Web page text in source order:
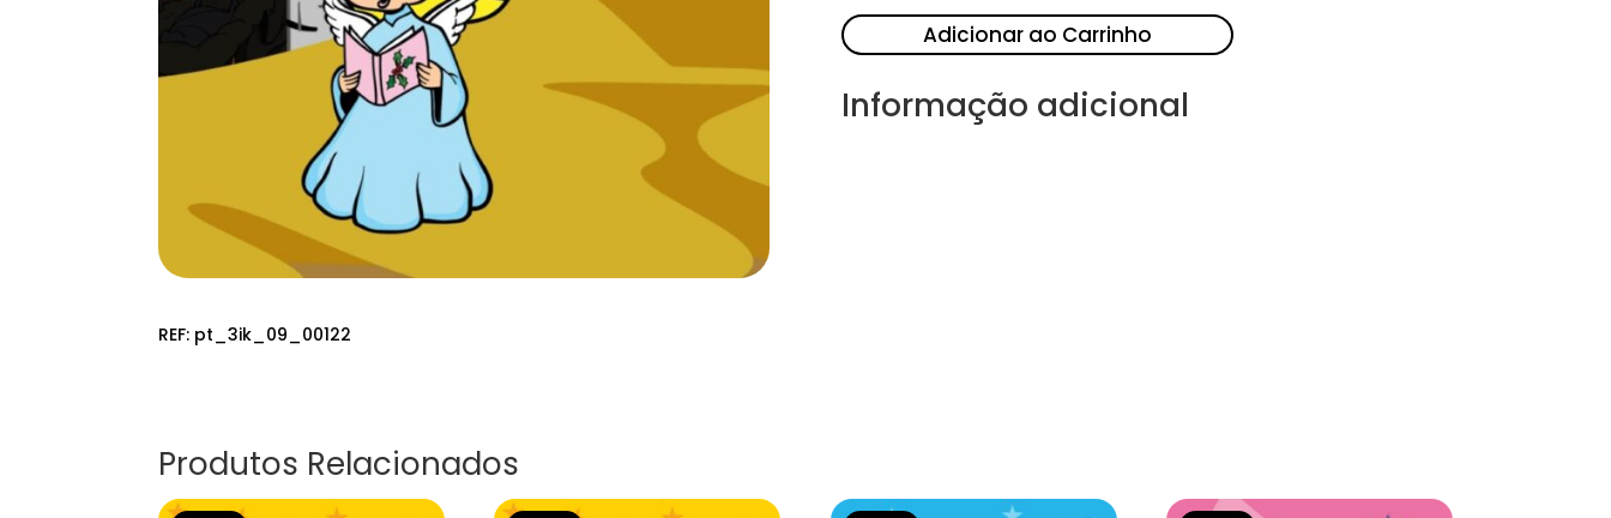
REF: pt_3ik_09_00122
Adicionar ao Carrinho
Informação adicional
Produtos Relacionados